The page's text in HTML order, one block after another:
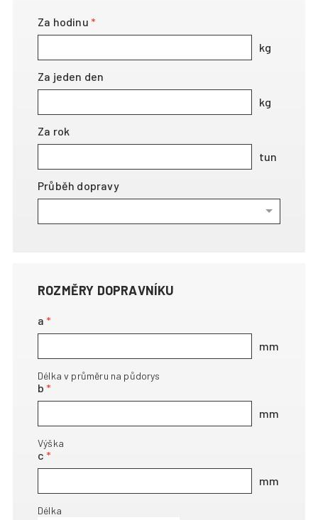
Za hodinu
Za jeden den
Za rok
Průběh dopravy
ROZMĚRY DOPRAVNÍKU
a
Délka v průměru na půdorys
b
Výška
c
Délka